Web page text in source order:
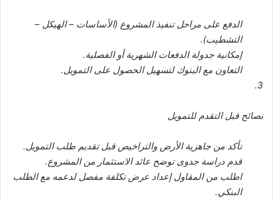
الدفع على مراحل تنفيذ المشروع (الأساسات – الهيكل –
التشطيب).
إمكانية جدولة الدفعات الشهرية أو الفصلية.
التعاون مع البنوك لتسهيل الحصول على التمويل.
3.
نصائح قبل التقدم للتمويل
تأكد من جاهزية الأرض والتراخيص قبل تقديم طلب التمويل.
قدم دراسة جدوى توضح عائد الاستثمار من المشروع.
اطلب من المقاول إعداد عرض تكلفة مفصل لدعمه مع الطلب
البنكي.